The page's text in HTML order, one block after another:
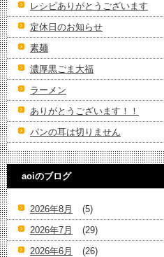
レシピありがとうございます
定休日のお知らせ
素麺
濃厚黒ごま大福
ラーメン
ありがとうございます！！
パンの耳は切りません
aoiのブログ
2026年8月
(5)
2026年7月
(29)
2026年6月
(26)